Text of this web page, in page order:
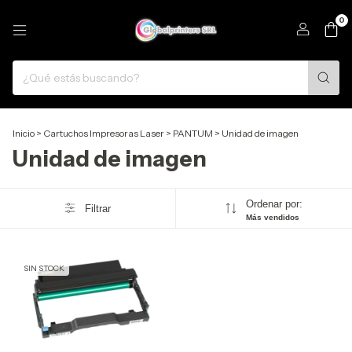
0
Inicio > Cartuchos Impresoras Laser > PANTUM > Unidad de imagen
Unidad de imagen
Filtrar Ordenar por:
Más vendidos
SIN STOCK